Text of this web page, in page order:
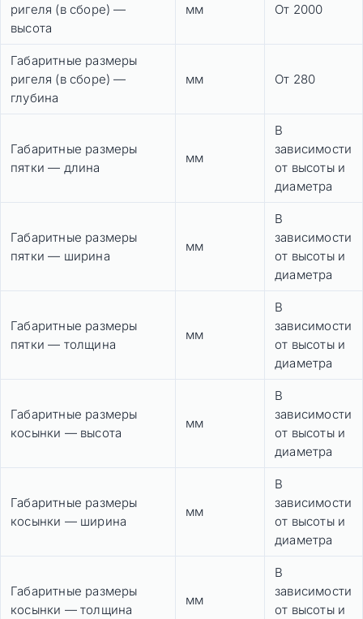
ригеля (в сборе) —
высота
мм От 2000
Габаритные размеры
ригеля (в сборе) —
глубина
мм От 280
Габаритные размеры
пятки — длина
мм
В
зависимости
от высоты и
диаметра
Габаритные размеры
пятки — ширина
мм
В
зависимости
от высоты и
диаметра
Габаритные размеры
пятки — толщина
мм
В
зависимости
от высоты и
диаметра
Габаритные размеры
косынки — высота
мм
В
зависимости
от высоты и
диаметра
Габаритные размеры
косынки — ширина
мм
В
зависимости
от высоты и
диаметра
Габаритные размеры
косынки — толщина
мм
В
зависимости
от высоты и